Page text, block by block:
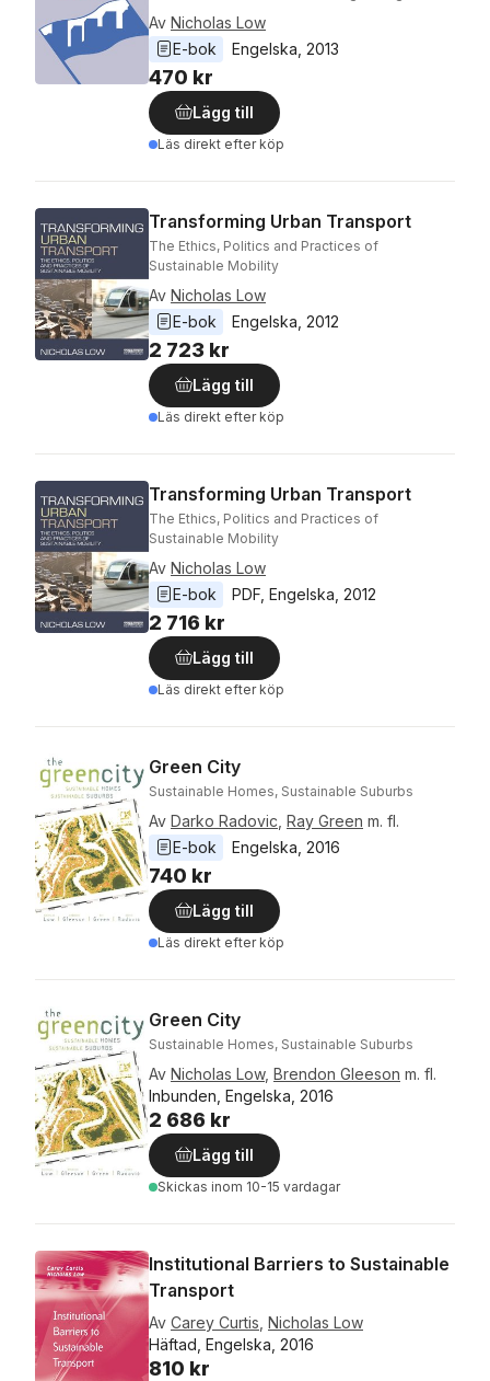
Av Nicholas Low
E-bok
Engelska 2013
470 kr
Lägg till
Läs direkt efter köp
Transforming Urban Transport
The Ethics, Politics and Practices of
Sustainable Mobility
Av Nicholas Low
E-bok
Engelska 2012
2 723 kr
Lägg till
Läs direkt efter köp
Transforming Urban Transport
The Ethics, Politics and Practices of
Sustainable Mobility
Av Nicholas Low
E-bok
PDF Engelska 2012
2 716 kr
Lägg till
Läs direkt efter köp
Green City
Sustainable Homes, Sustainable Suburbs
Av Darko Radovic Ray Green m. fl.
E-bok
Engelska 2016
740 kr
Lägg till
Läs direkt efter köp
Green City
Sustainable Homes, Sustainable Suburbs
Av Nicholas Low, Brendon Gleeson m. fl.
Inbunden, Engelska, 2016
2 686 kr
Lägg till
Skickas inom 10-15 vardagar
Institutional Barriers to Sustainable
Transport
Av Carey Curtis Nicholas Low
Häftad, Engelska, 2016
810 kr